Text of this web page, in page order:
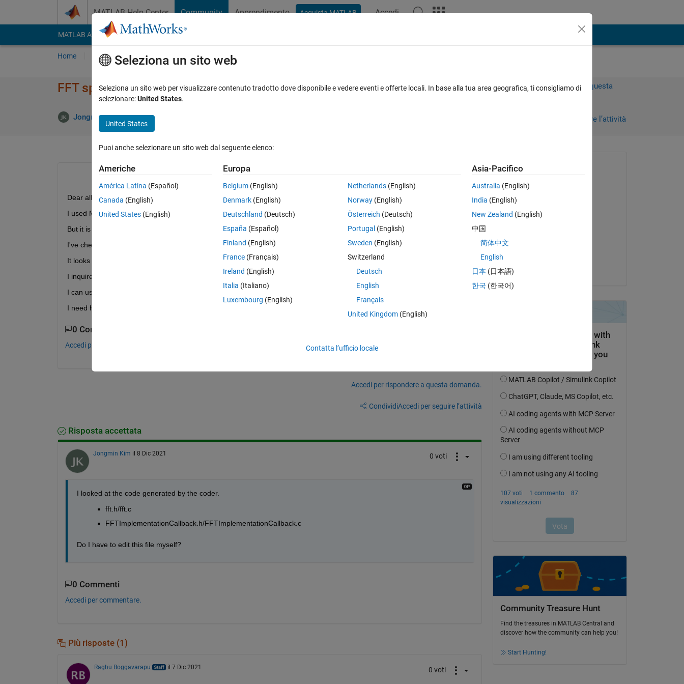
MATLAB Help Center Community Apprendimento Acquista MATLAB Accedi
MATLAB Answers File Exchange Cody
Home Poni una domanda Risposta Naviga
FFT speed problem in C Coder
Jongmin Kim 7 Dic 2021
Accedi per rispondere a questa
Accedi per seguire l’attività
0 voti
Dear all,
I used Matlab Coder to convert a function containing FFT into C code.
But it is very slow.
I've checked some of the C code.
It looks like the FFT operation is not optimized.
I inquire if I can use FFTW or MKL. (I don't know in which menu of the coder app these functions are available.)
I can use both Matlab C Coder and Embedded Coder.
I need help with this issue.
0 Commenti
Accedi per commentare.
Accedi per rispondere a questa domanda.
CondividiAccedi per seguire l’attività
Risposta accettata
Jongmin Kim il 8 Dic 2021 0 voti
I looked at the code generated by the coder.
fft.h/fft.c
FFTImplementationCallback.h/FFTImplementationCallback.c
Do I have to edit this file myself?
0 Commenti
Accedi per commentare.
Più risposte (1)
Raghu Boggavarapu il 7 Dic 2021 0 voti
Richiesto:
il 7 Dic 2021
Risposto:
Community Treasure Hunt
Find the treasures in MATLAB Central and
discover how the community can help you!
Start Hunting!
Seleziona un sito web
Seleziona un sito web per visualizzare contenuto tradotto dove disponibile e vedere eventi e offerte locali. In base alla tua area geografica, ti consigliamo di
selezionare:United States.
United States
Puoi anche selezionare un sito web dal seguente elenco:
Americhe
América Latina (Español)
Canada (English)
United States (English)
Europa
Belgium (English)
Denmark (English)
Deutschland (Deutsch)
España (Español)
Finland (English)
France (Français)
Ireland (English)
Italia (Italiano)
Luxembourg (English)
Netherlands(English)
Norway(English)
Österreich (Deutsch)
Portugal (English)
Sweden (English)
Switzerland
Deutsch
English
Français
United Kingdom(English)
Asia-Pacifico
Australia (English)
India (English)
New Zealand (English)
中国
简体中文
English
日本 (日本語)
한국 (한국어)
Contatta l’ufficio locale